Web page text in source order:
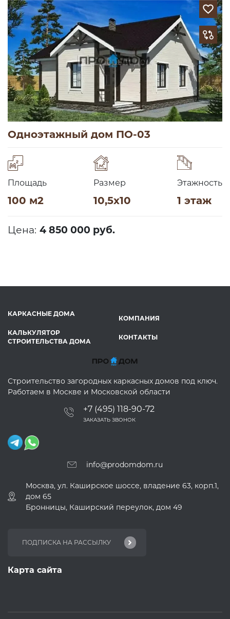
Одноэтажный дом ПО-03
Площадь
100 м2
Размер
10,5х10
Этажность
1 этаж
Цена: 4 850 000 руб.
КАРКАСНЫЕ ДОМА
КАЛЬКУЛЯТОР
СТРОИТЕЛЬСТВА ДОМА
КОМПАНИЯ
КОНТАКТЫ
Строительство загородных каркасных домов под ключ.
Работаем в Москве и Московской области
+7 (495) 118-90-72
ЗАКАЗАТЬ ЗВОНОК
info@prodomdom.ru
Москва, ул. Каширское шоссе, владение 63, корп.1,
дом 65
Бронницы, Каширский переулок, дом 49
Карта сайта